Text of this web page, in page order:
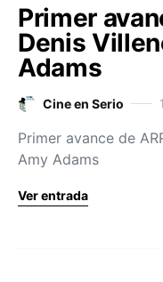
Primer
Denis
Adams
Cine en Serio
Primer avance de
Amy Adams
Ver entrada